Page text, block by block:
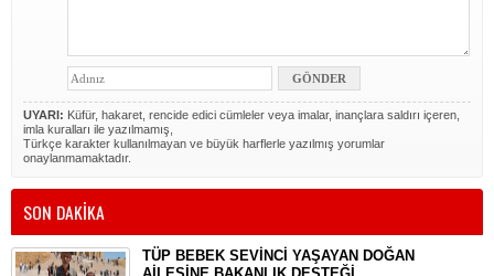
UYARI: Küfür, hakaret, rencide edici cümleler veya imalar, inançlara saldırı içeren,
imla kuralları ile yazılmamış,
Türkçe karakter kullanılmayan ve büyük harflerle yazılmış yorumlar
onaylanmamaktadır.
SON DAKİKA
TÜP BEBEK SEVİNCİ YAŞAYAN DOĞAN